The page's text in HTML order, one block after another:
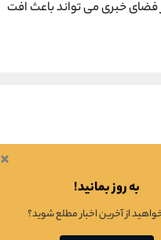
دارد اما هر تغییر در فضای خبری می تواند باعث افت
×
به روز بمانید!
از آخرین اخبار مطلع شوید؟